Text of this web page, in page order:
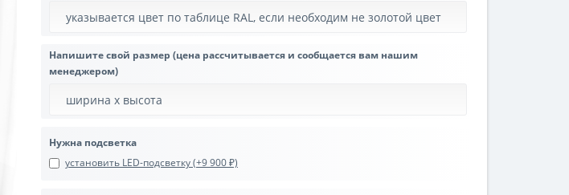
Напишите свой размер (цена рассчитывается и сообщается вам нашим
менеджером)
Нужна подсветка
установить LED-подсветку (+9 900 ₽)